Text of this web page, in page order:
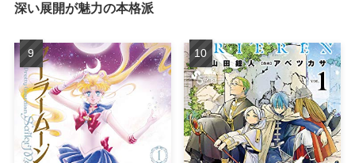
深い展開が魅力の本格派